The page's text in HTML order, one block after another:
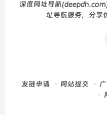
深度网址导航
址导航服务，分享
友链申请 网站提交